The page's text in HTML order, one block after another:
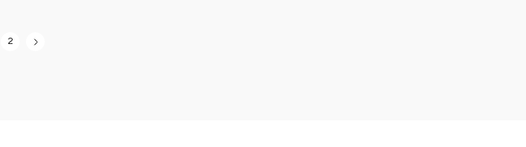
2